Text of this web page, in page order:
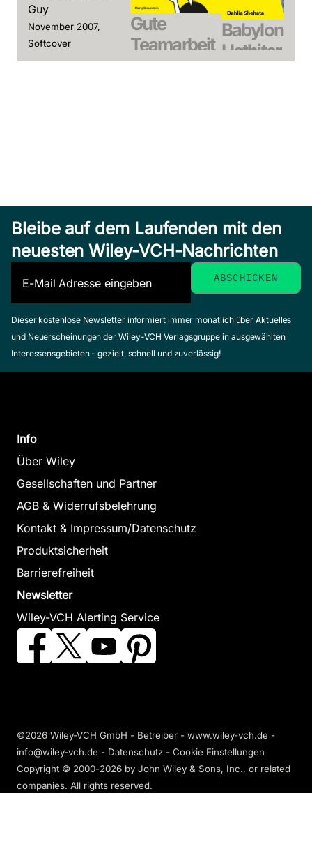
Guy
November 2007,
Softcover
Zum Angebot
Power Yoga
für Dummies
Swenson, Doug
Softcover
Zum Angebot
Entspannen
durch
Meditation
für Dummies
Das
Pocketbuch
Bodian, Stephan
April 2009, Softcover
Zum Angebot
Gute
Teamarbeit
für
Balanced
Pocketbuch
Krauleidis,
Raymund
CSI-
Forensik für
Dummies
Lyle, Douglas P.
Babylonier,
Hethiter &
Von der
Produkt für
Dummies
Bleibe auf dem Laufenden mit den
neuesten Wiley-VCH-Nachrichten
Dieser kostenlose Newsletter informiert immer monatlich über Aktuelles
und Neuerscheinungen der Wiley-VCH Verlagsgruppe in ausgewählten
Interessensgebieten - gezielt, schnell und zuverlässig!
Info
Über Wiley
Gesellschaften und Partner
AGB & Widerrufsbelehrung
Kontakt & Impressum/Datenschutz
Produktsicherheit
Barrierefreiheit
Newsletter
Wiley-VCH Alerting Service
©2026 Wiley-VCH GmbH - Betreiber - www.wiley-vch.de -
info@wiley-vch.de - Datenschutz - Cookie Einstellungen
Copyright © 2000-2026 by John Wiley & Sons, Inc., or related
companies. All rights reserved.